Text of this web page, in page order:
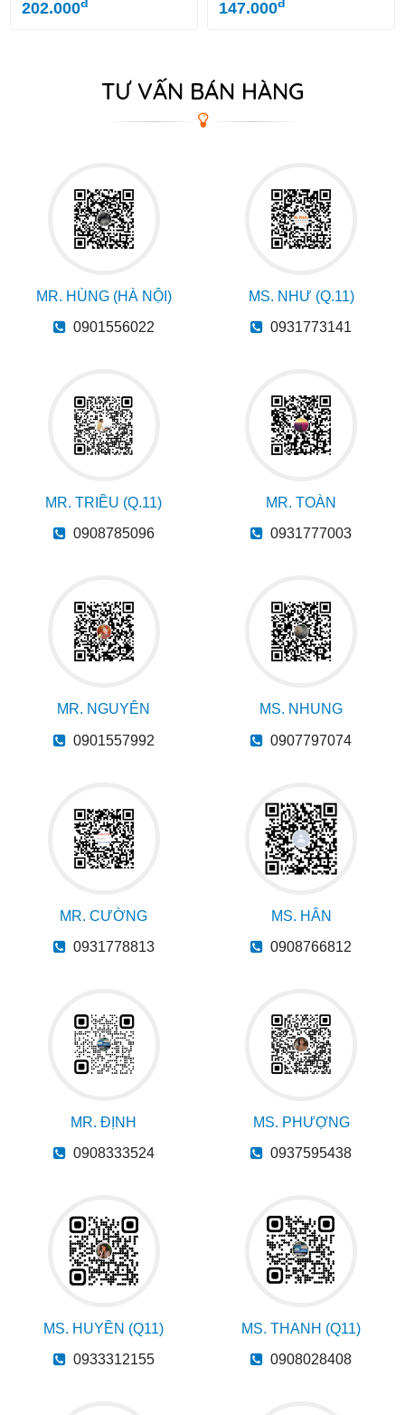
202.000đ 147.000đ
TƯ VẤN BÁN HÀNG
MR. HÙNG (HÀ NỘI)
0901556022
MS. NHƯ (Q.11)
0931773141
MR. TRIỀU (Q.11)
0908785096
MR. TOÀN
0931777003
MR. NGUYÊN
0901557992
MS. NHUNG
0907797074
MR. CƯỜNG
0931778813
MS. HÂN
0908766812
MR. ĐỊNH
0908333524
MS. PHƯỢNG
0937595438
MS. HUYỀN (Q11)
0933312155
MS. THANH (Q11)
0908028408